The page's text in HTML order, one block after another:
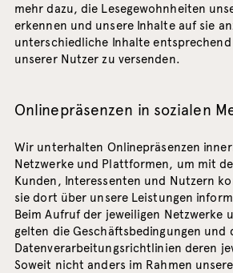
mehr dazu, die Lesegewohnheiten
erkennen und unsere Inhalte auf sie
unterschiedliche Inhalte entsprechend
unserer Nutzer zu versenden.
Onlinepräsenzen in sozialen
Wir unterhalten Onlinepräsenzen
Netzwerke und Plattformen, um mit
Kunden, Interessenten und Nutzern
sie dort über unsere Leistungen
Beim Aufruf der jeweiligen Netzwerke
gelten die Geschäftsbedingungen und
Datenverarbeitungsrichtlinien deren
Soweit nicht anders im Rahmen